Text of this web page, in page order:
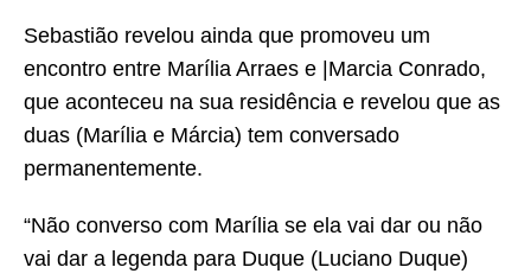
Sebastião revelou ainda que promoveu um
encontro entre Marília Arraes e |Marcia Conrado,
que aconteceu na sua residência e revelou que as
duas (Marília e Márcia) tem conversado
permanentemente.
“Não converso com Marília se ela vai dar ou não
vai dar a legenda para Duque (Luciano Duque)